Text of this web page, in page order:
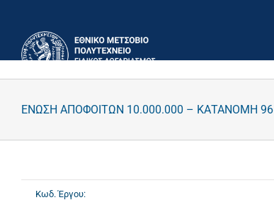
περιεχόμενο
ΕΝΩΣΗ ΑΠΟΦΟΙΤΩΝ 10.000.000 – ΚΑΤΑΝΟΜΗ 96
Κωδ. Έργου: